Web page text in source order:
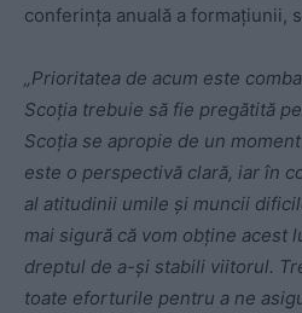
conferința anuală a formațiunii,
„Prioritatea de acum este
Scoţia trebuie să fie pregătită
Scoţia se apropie de un
este o perspectivă clară, iar în
al atitudinii umile şi muncii
mai sigură că vom obţine acest
dreptul de a-şi stabili viitorul.
toate eforturile pentru a ne